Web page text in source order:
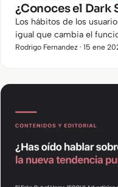
¿Conoces el Dark
Los hábitos de los
igual que cambia el
que usan. El Dark Social
Rodrigo Fernandez · 15 ene